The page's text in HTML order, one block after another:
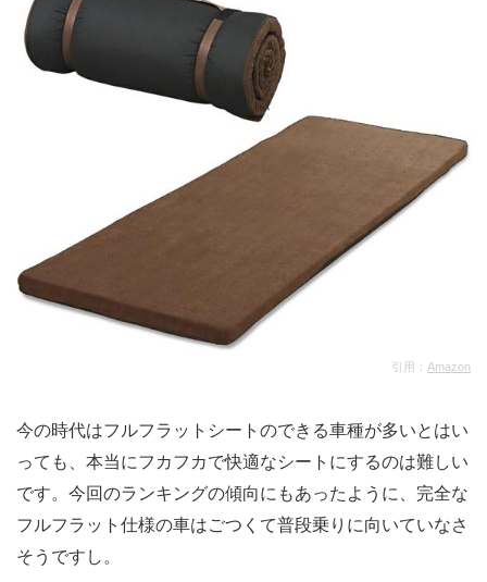
引用： Amazon
今の時代はフルフラットシートのできる車種が多いとはい
っても、本当にフカフカで快適なシートにするのは難しい
です。今回のランキングの傾向にもあったように、完全な
フルフラット仕様の車はごつくて普段乗りに向いていなさ
そうですし。